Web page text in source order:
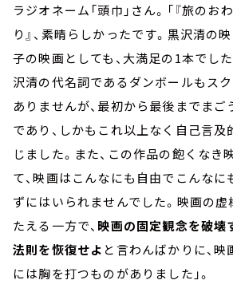
ラジオネーム「頭巾」さん。「『旅のお
り』、素晴らしかったです。黒沢清の
子の映画としても、大満足の1本でし
沢清の代名詞であるダンボールもス
ありませんが、最初から最後までま
であり、しかもこれ以上なく自己言
じました。また、この作品の飽くなき
て、映画はこんなにも自由でこんな
ずにはいられませんでした。映画の
たえる一方で、 映画の固定観念を破壊
法則を恢復せよ と言わんばかりに、
には胸を打つものがありました」。